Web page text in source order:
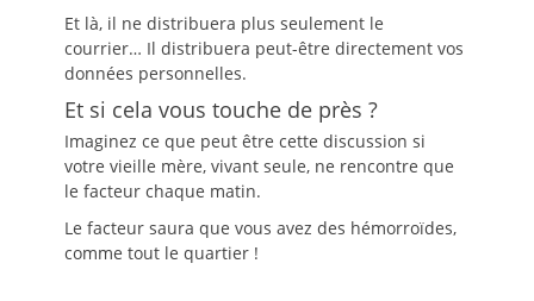
Et là, il ne distribuera plus seulement le
courrier… Il distribuera peut-être directement vos
données personnelles.
Et si cela vous touche de près ?
Imaginez ce que peut être cette discussion si
votre vieille mère, vivant seule, ne rencontre que
le facteur chaque matin.
Le facteur saura que vous avez des hémorroïdes,
comme tout le quartier !